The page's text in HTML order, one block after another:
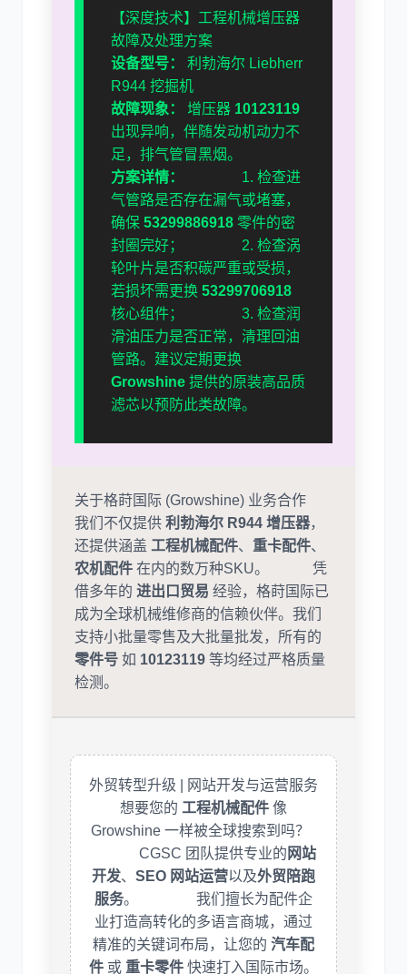
【深度技术】工程机械增压器
故障及处理方案
设备型号：
利勃海尔 Liebherr
R944 挖掘机
故障现象：
增压器 10123119
出现异响，伴随发动机动力不
足，排气管冒黑烟。
方案详情：
1. 检查进
气管路是否存在漏气或堵塞，
确保 53299886918 零件的密
封圈完好； 2. 检查涡
轮叶片是否积碳严重或受损，
若损坏需更换 53299706918
核心组件； 3. 检查润
滑油压力是否正常，清理回油
管路。建议定期更换
Growshine 提供的原装高品质
滤芯以预防此类故障。
关于格莳国际 (Growshine) 业务合作
我们不仅提供 利勃海尔 R944 增压器，
还提供涵盖 工程机械配件、 重卡配件、
农机配件 在内的数万种SKU。 凭
借多年的 进出口贸易 经验，格莳国际已
成为全球机械维修商的信赖伙伴。我们
支持小批量零售及大批量批发，所有的
零件号 如 10123119 等均经过严格质量
检测。
外贸转型升级 | 网站开发与运营服务
想要您的 工程机械配件 像
Growshine 一样被全球搜索到吗？
CGSC 团队提供专业的 网站
开发、 SEO 网站运营以及外贸陪跑
服务。 我们擅长为配件企
业打造高转化的多语言商城，通过
精准的关键词布局，让您的 汽车配
件 或 重卡零件 快速打入国际市场。